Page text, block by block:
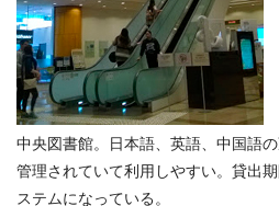
中央図書館。日本語、英語、中国語
管理されていて利用しやすい。貸出
ステムになっている。